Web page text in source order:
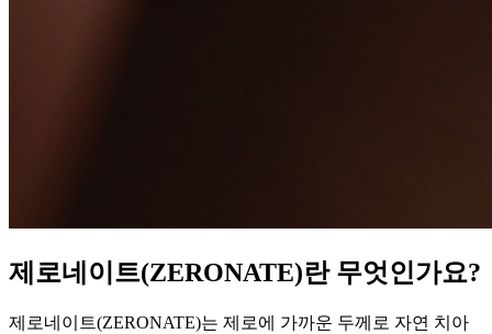
제로네이트(ZERONATE)란 무엇인가요?
제로네이트(ZERONATE)는 제로에 가까운 두께로 자연 치아